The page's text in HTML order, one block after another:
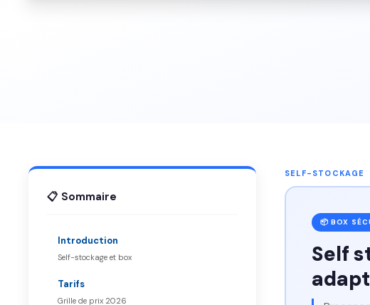
📋 Sommaire
Introduction
Self-stockage et box
Tarifs
Grille de prix 2026
SELF-STOCKAGE
📦 BOX
Self